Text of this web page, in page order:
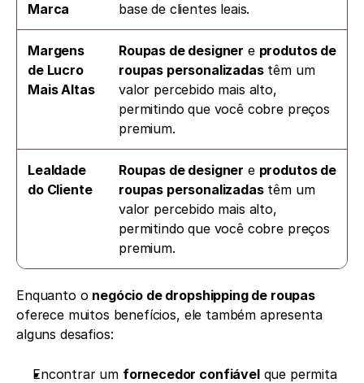
Marca
base de clientes leais.
Margens
de Lucro
Mais Altas
Roupas de designer e produtos de
roupas personalizadas têm um
valor percebido mais alto,
permitindo que você cobre preços
premium.
Lealdade
do Cliente
Roupas de designer e produtos de
roupas personalizadas têm um
valor percebido mais alto,
permitindo que você cobre preços
premium.
Enquanto o negócio de dropshipping de roupas
oferece muitos benefícios, ele também apresenta
alguns desafios:
Encontrar um fornecedor confiável
que permita